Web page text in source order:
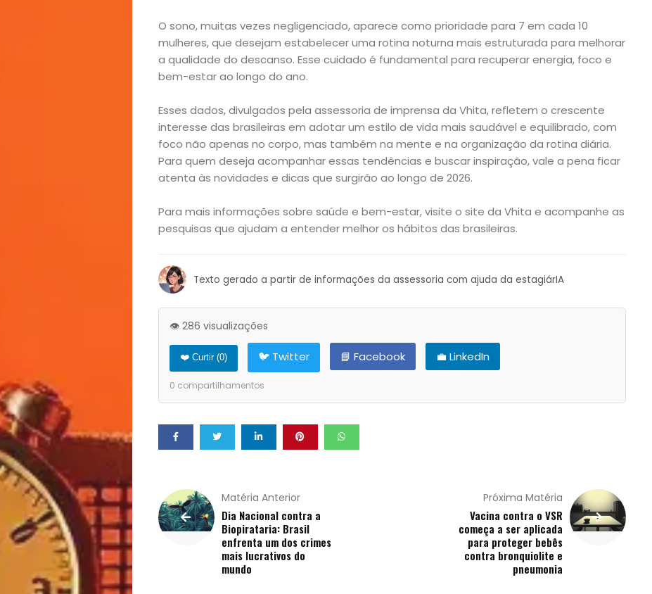
e
Decoração
Exclusiva
Homem
&
Filhos
Notícias
Opinião
Pets
Receitas
Saúde
Qualidade
O sono, muitas vezes negligenciado, aparece como prioridade para 7 em cada 10
mulheres, que desejam estabelecer uma rotina noturna mais estruturada para melhorar
a qualidade do descanso. Esse cuidado é fundamental para recuperar energia, foco e
bem-estar ao longo do ano.
Esses dados, divulgados pela assessoria de imprensa da Vhita, refletem o crescente
interesse das brasileiras em adotar um estilo de vida mais saudável e equilibrado, com
foco não apenas no corpo, mas também na mente e na organização da rotina diária.
Para quem deseja acompanhar essas tendências e buscar inspiração, vale a pena ficar
atenta às novidades e dicas que surgirão ao longo de 2026.
Para mais informações sobre saúde e bem-estar, visite o site da Vhita e acompanhe as
pesquisas que ajudam a entender melhor os hábitos das brasileiras.
Texto gerado a partir de informações da assessoria com ajuda da estagiárIA
👁️ 286 visualizações
❤️ Curtir (0) 🐦 Twitter 📘 Facebook 💼 LinkedIn
0 compartilhamentos
Matéria Anterior
Dia Nacional contra a
Biopirataria: Brasil
enfrenta um dos crimes
mais lucrativos do
mundo
Próxima Matéria
Vacina contra o VSR
começa a ser aplicada
para proteger bebês
contra bronquiolite e
pneumonia